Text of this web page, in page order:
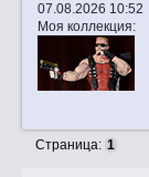
07.08.2026 10:52
Моя коллекция:
Страница: 1